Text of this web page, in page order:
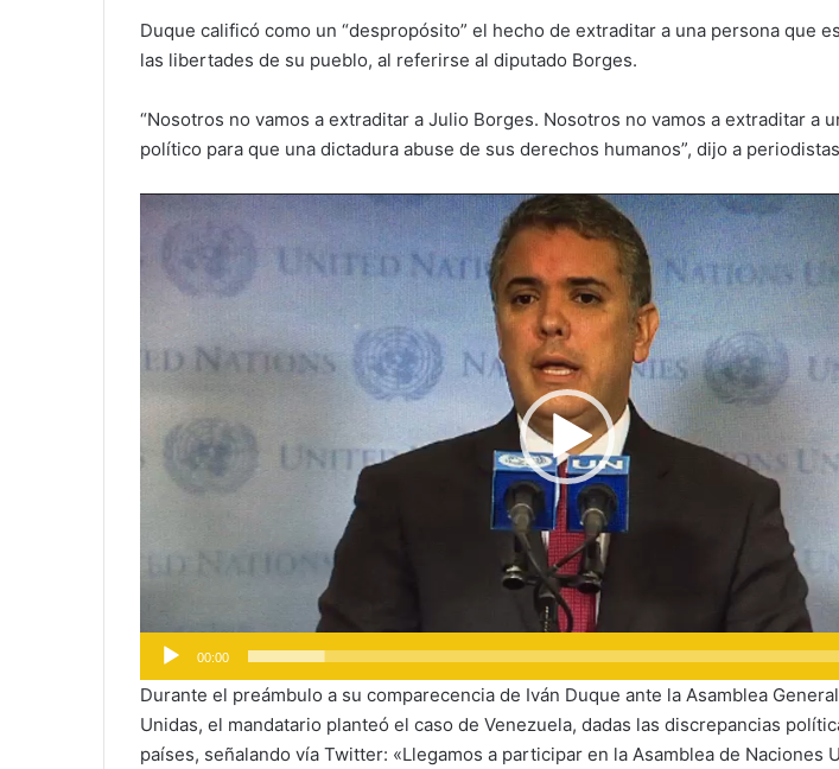
Duque calificó como un “despropósito” el hecho de extraditar a una persona que
las libertades de su pueblo, al referirse al diputado Borges.
“Nosotros no vamos a extraditar a Julio Borges. Nosotros no vamos a extraditar a
político para que una dictadura abuse de sus derechos humanos”, dijo a
Reproductor
vídeo
00:00
Durante el preámbulo a su comparecencia de Iván Duque ante la Asamblea
Unidas, el mandatario planteó el caso de Venezuela, dadas las discrepancias
países, señalando vía Twitter: «Llegamos a participar en la Asamblea de Naciones